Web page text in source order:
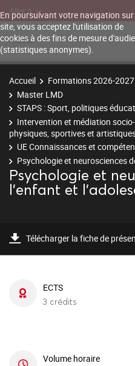
En poursuivant votre navigation sur
site, vous acceptez l'utilisation de
cookies à des fins de mesure
(statistiques anonymes).
Aller à
Accueil Formations 2026-2027
Master LMD
STAPS : Sport, politiques
Intervention et médiation
physiques, sportives et
UE Connaissances et
Psychologie et neurosciences
Psychologie et
l'enfant et
Télécharger la fiche de
ECTS
3 crédits
Volume horaire